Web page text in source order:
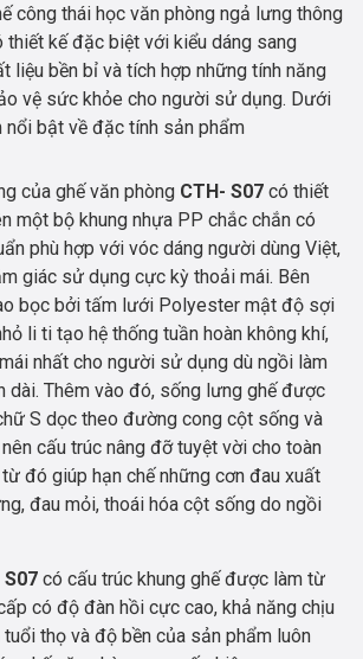
công thái học văn phòng ngả lưng thông
thiết kế đặc biệt với kiểu dáng sang
liệu bền bỉ và tích hợp những tính năng
vệ sức khỏe cho người sử dụng. Dưới
nổi bật về đặc tính sản phẩm
của ghế văn phòng CTH- S07 có thiết
một bộ khung nhựa PP chắc chắn có
phù hợp với vóc dáng người dùng Việt,
giác sử dụng cực kỳ thoải mái. Bên
bọc bởi tấm lưới Polyester mật độ sợi
li ti tạo hệ thống tuần hoàn không khí,
nhất cho người sử dụng dù ngồi làm
dài. Thêm vào đó, sống lưng ghế được
S dọc theo đường cong cột sống và
cấu trúc nâng đỡ tuyệt vời cho toàn
đó giúp hạn chế những cơn đau xuất
đau mỏi, thoái hóa cột sống do ngồi
S07 có cấu trúc khung ghế được làm từ
có độ đàn hồi cực cao, khả năng chịu
thọ và độ bền của sản phẩm luôn